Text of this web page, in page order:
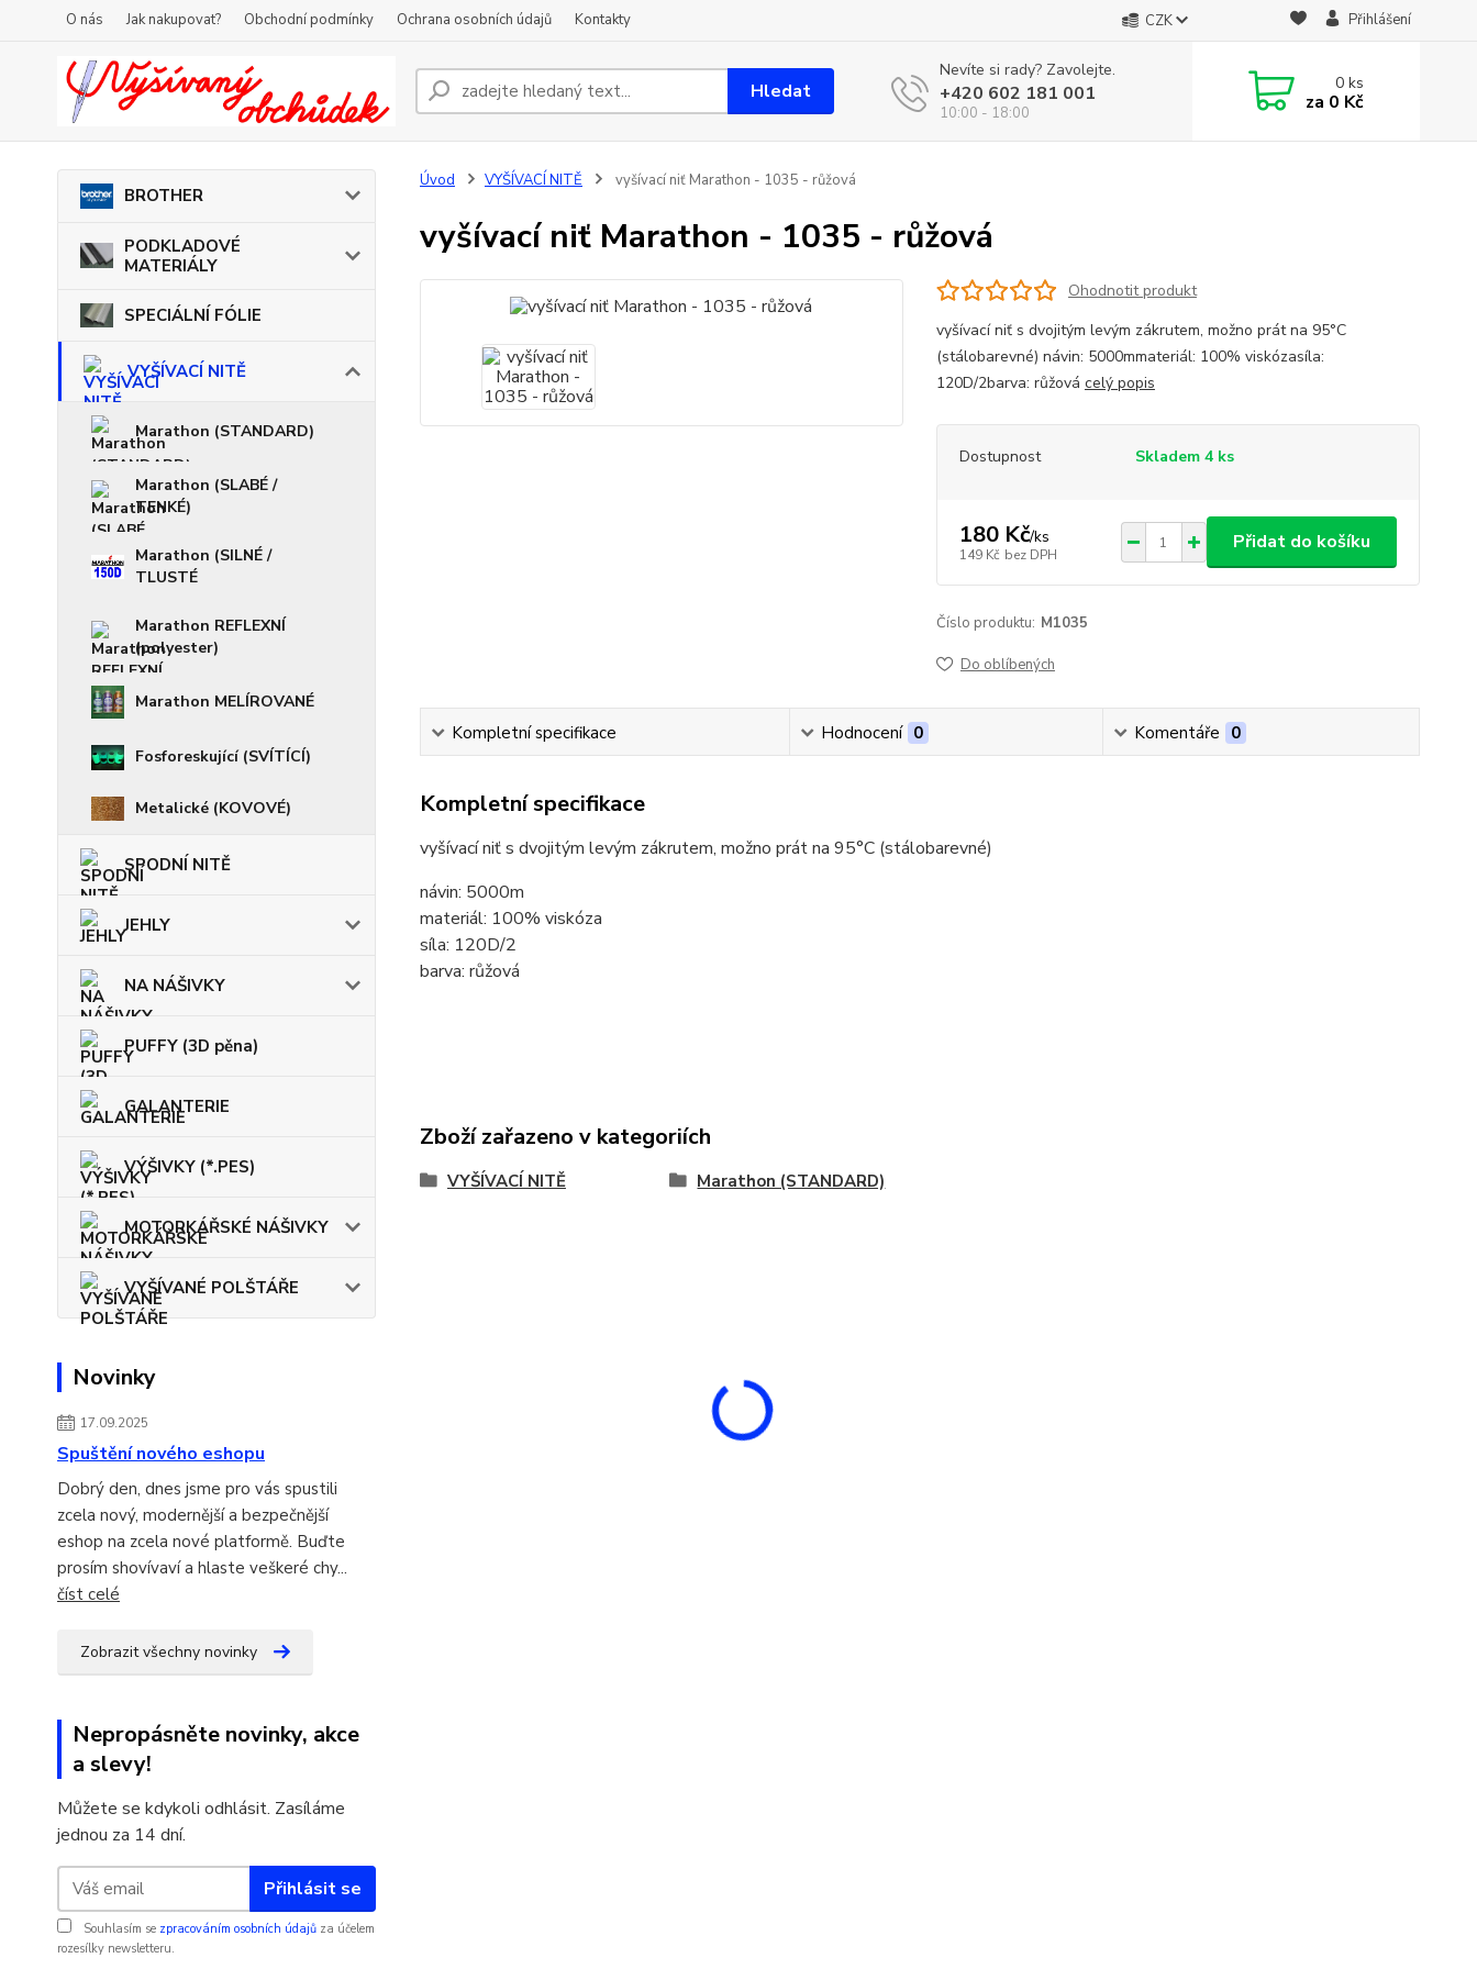
O nás Jak nakupovat? Obchodní podmínky Ochrana osobních údajů Kontakty CZK Přihlášení
Hledat
Nevíte si rady? Zavolejte.
+420 602 181 001
10:00 - 18:00
0ks
za 0 Kč
BROTHER
PODKLADOVÉ
MATERIÁLY
SPECIÁLNÍ FÓLIE
VYŠÍVACÍ NITĚ
Marathon (STANDARD)
Marathon (SLABÉ /
TENKÉ)
Marathon (SILNÉ /
TLUSTÉ
Marathon REFLEXNÍ
(polyester)
Marathon MELÍROVANÉ
Fosforeskující (SVÍTÍCÍ)
Metalické (KOVOVÉ)
SPODNÍ NITĚ
JEHLY
NA NÁŠIVKY
PUFFY (3D pěna)
GALANTERIE
VÝŠIVKY (*.PES)
MOTORKÁŘSKÉ NÁŠIVKY
VYŠÍVANÉ POLŠTÁŘE
Novinky
17.09.2025
Spuštění nového eshopu
Dobrý den, dnes jsme pro vás spustili
zcela nový, modernější a bezpečnější
eshop na zcela nové platformě. Buďte
prosím shovívaví a hlaste veškeré chy...
číst celé
Zobrazit všechny novinky
Nepropásněte novinky, akce
a slevy!
Můžete se kdykoli odhlásit. Zasíláme
jednou za 14 dní.
Přihlásit se
Souhlasím se zpracováním osobních údajů za účelem
rozesílky newsletteru.
Úvod VYŠÍVACÍ NITĚ vyšívací niť Marathon - 1035 - růžová
vyšívací niť Marathon - 1035 - růžová
Ohodnotit produkt
vyšívací niť s dvojitým levým zákrutem, možno prát na 95°C
(stálobarevné) návin: 5000mmateriál: 100% viskózasíla:
120D/2barva: růžová celý popis
Dostupnost Skladem 4 ks
180 Kč/ks
149 Kč bez DPH
Přidat do košíku
Číslo produktu: M1035
Do oblíbených
Kompletní specifikace Hodnocení 0 Komentáře 0
Kompletní specifikace
vyšívací niť s dvojitým levým zákrutem, možno prát na 95°C (stálobarevné)
návin: 5000m
materiál: 100% viskóza
síla: 120D/2
barva: růžová
Zboží zařazeno v kategoriích
VYŠÍVACÍ NITĚ Marathon (STANDARD)